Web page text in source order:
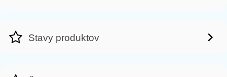
Stavy produktov